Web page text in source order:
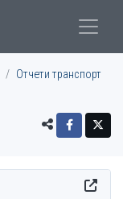
Отчети транспорт